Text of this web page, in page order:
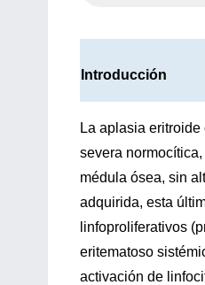
Introducción
La aplasia
severa
médula ósea, sin
adquirida, esta
linfoproliferativos
eritematoso
activación de